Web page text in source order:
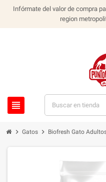
Infórmate del valor de compra
region
view_headline
chevron_right Gatos chevron_right Biofresh Gato